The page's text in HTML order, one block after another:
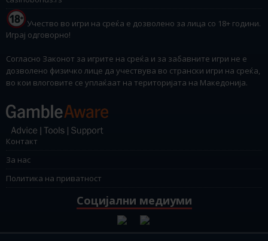
Учество во игри на среќа е дозволено за лица со 18+ години.
Играј одговорно!
Согласно Законот за игрите на среќа и за забавните игри не е
дозволено физичко лице да учествува во странски игри на среќа,
во кои влоговите се уплаќаат на територијата на Македонија.
Контакт
За нас
Политика на приватност
Социјални медиуми